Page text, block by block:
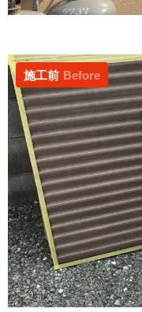
施工前 Before